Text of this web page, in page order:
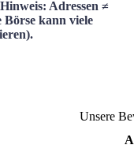
Adressen ≠
Börse kann viele
Unsere